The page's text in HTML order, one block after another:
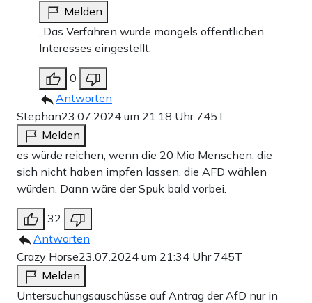
Melden
„Das Verfahren wurde mangels öffentlichen
Interesses eingestellt.
0
Antworten
Stephan23.07.2024 um 21:18 Uhr 745T
Melden
es würde reichen, wenn die 20 Mio Menschen, die
sich nicht haben impfen lassen, die AFD wählen
würden. Dann wäre der Spuk bald vorbei.
32
Antworten
Crazy Horse23.07.2024 um 21:34 Uhr 745T
Melden
Untersuchungsauschüsse auf Antrag der AfD nur in